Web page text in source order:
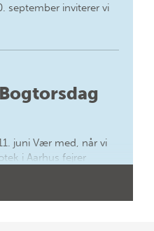
september inviterer vi
juni Vær med, når vi
i Aarhus fejrer